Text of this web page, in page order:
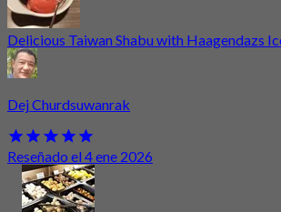
Delicious Taiwan Shabu with Haagendazs
Dej Churdsuwanrak
Reseñado el 4 ene 2026